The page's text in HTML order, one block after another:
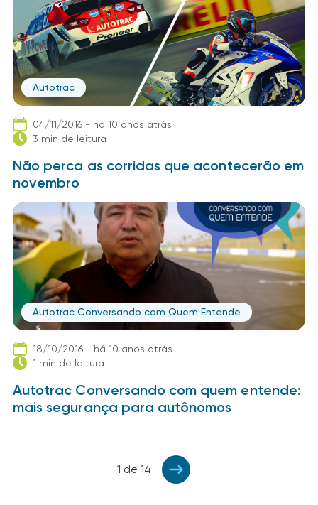
Autotrac
04/11/2016 - há 10 anos atrás
3 min de leitura
Não perca as corridas que acontecerão em
novembro
Autotrac Conversando com Quem Entende
18/10/2016 - há 10 anos atrás
1 min de leitura
Autotrac Conversando com quem entende:
mais segurança para autônomos
1 de 14